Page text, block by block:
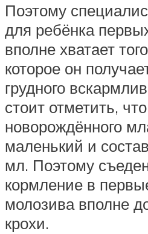
Поэтому
для ребёнка
вполне хватает
которое он
грудного
стоит отметить,
новорождённого
маленький и
мл. Поэтому
кормление в
молозива вполне
крохи.